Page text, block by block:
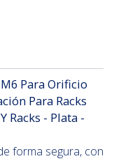
Para Orificio
Para Racks
Racks - Plata -
forma segura, con